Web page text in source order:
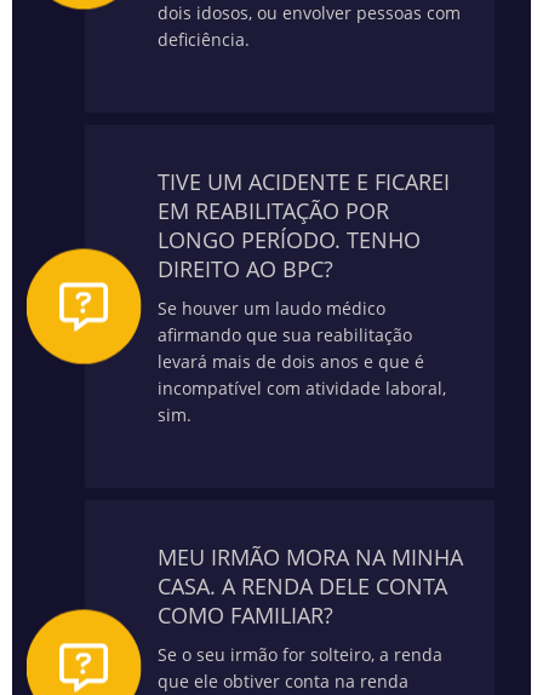
dois idosos, ou envolver pessoas com
deficiência.
TIVE UM ACIDENTE E FICAREI
EM REABILITAÇÃO POR
LONGO PERÍODO. TENHO
DIREITO AO BPC?
Se houver um laudo médico
afirmando que sua reabilitação
levará mais de dois anos e que é
incompatível com atividade laboral,
sim.
MEU IRMÃO MORA NA MINHA
CASA. A RENDA DELE CONTA
COMO FAMILIAR?
Se o seu irmão for solteiro, a renda
que ele obtiver conta na renda